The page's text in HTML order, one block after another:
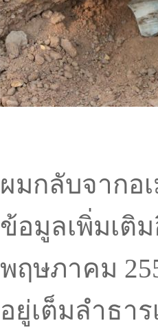
ผมกลับจากอ
ข้อมูลเพิ่มเติ
พฤษภาคม
อยู่เต็มลำธา